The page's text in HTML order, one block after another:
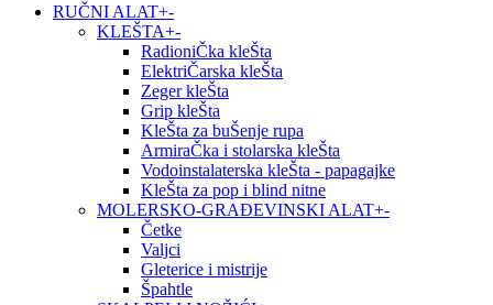
RUČNI ALAT+-
KLEŠTA+-
RadioniČka kleŠta
ElektriČarska kleŠta
Zeger kleŠta
Grip kleŠta
KleŠta za buŠenje rupa
ArmiraČka i stolarska kleŠta
Vodoinstalaterska kleŠta - papagajke
KleŠta za pop i blind nitne
MOLERSKO-GRAĐEVINSKI ALAT+-
Četke
Valjci
Gleterice i mistrije
Špahtle